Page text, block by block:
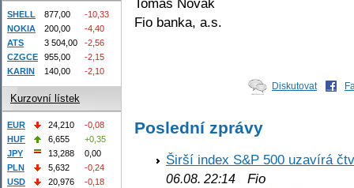
Tomáš Novák
Fio banka, a.s.
Diskutovat
Poslední zprávy
Širší index S&P 500 uzavírá
06.08. 22:14 Fio
SHELL 877,00
-10,33
NOKIA
200,00
-4,40
ATS
3 504,00
-2,56
CZGCE
955,00
-2,15
KARIN
140,00 -2,10
Kurzovní lístek
EUR 24,210
-0,08
HUF
6,655
+0,35
JPY
13,288
0,00
PLN
5,632
-0,24
USD
20,976 -0,18